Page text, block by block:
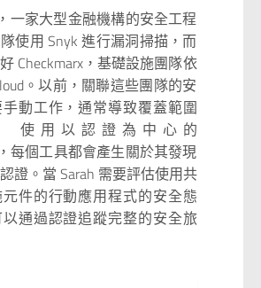
一家大型金融機構的安全工程
使用 Snyk 進行漏洞掃描，而
Checkmarx，基礎設施團隊依
。以前，關聯這些團隊的安
動工作，通常導致覆蓋範圍
使用以認證為中心的
每個工具都會產生關於其發現
證。當 Sarah 需要評估使用共
件的行動應用程式的安全態
通過認證追蹤完整的安全旅